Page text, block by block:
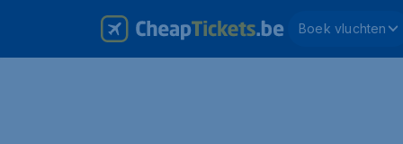
Boek vluchten